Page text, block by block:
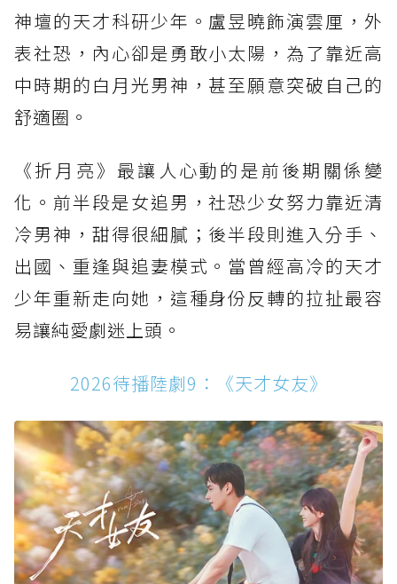
神壇的天才科研少年。盧昱曉飾演雲厘，外
表社恐，內心卻是勇敢小太陽，為了靠近高
中時期的白月光男神，甚至願意突破自己的
舒適圈。
《折月亮》最讓人心動的是前後期關係變
化。前半段是女追男，社恐少女努力靠近清
冷男神，甜得很細膩；後半段則進入分手、
出國、重逢與追妻模式。當曾經高冷的天才
少年重新走向她，這種身份反轉的拉扯最容
易讓純愛劇迷上頭。
2026待播陸劇9：《天才女友》